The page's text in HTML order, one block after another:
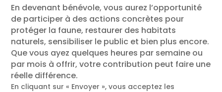
En devenant bénévole, vous aurez l’opportunité
de participer à des actions concrètes pour
protéger la faune, restaurer des habitats
naturels, sensibiliser le public et bien plus encore.
Que vous ayez quelques heures par semaine ou
par mois à offrir, votre contribution peut faire une
réelle différence.
En cliquant sur « Envoyer », vous acceptez les